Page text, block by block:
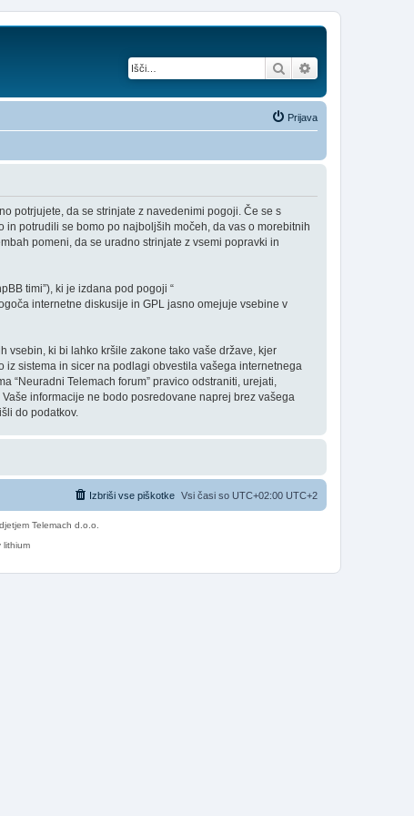
Iskanje
Prijava
potrjujete, da se strinjate z navedenimi pogoji. Če se s
in potrudili se bomo po najboljših močeh, da vas o morebitnih
pomeni, da se uradno strinjate z vsemi popravki in
timi”), ki je izdana pod pogoji “
internetne diskusije in GPL jasno omejuje vsebine v
ki bi lahko kršile zakone tako vaše države, kjer
iz sistema in sicer na podlagi obvestila vašega internetnega
Telemach forum” pravico odstraniti, urejati,
informacije ne bodo posredovane naprej brez vašega
do podatkov.
Vsi časi so UTC+02:00 UTC+2
Izbriši vse piškotke
Telemach d.o.o.
lithium